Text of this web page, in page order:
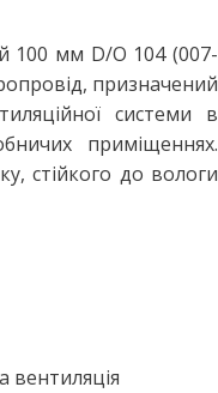
100 мм D/O 104 (007-
призначений
системи в
приміщеннях.
стійкого до вологи